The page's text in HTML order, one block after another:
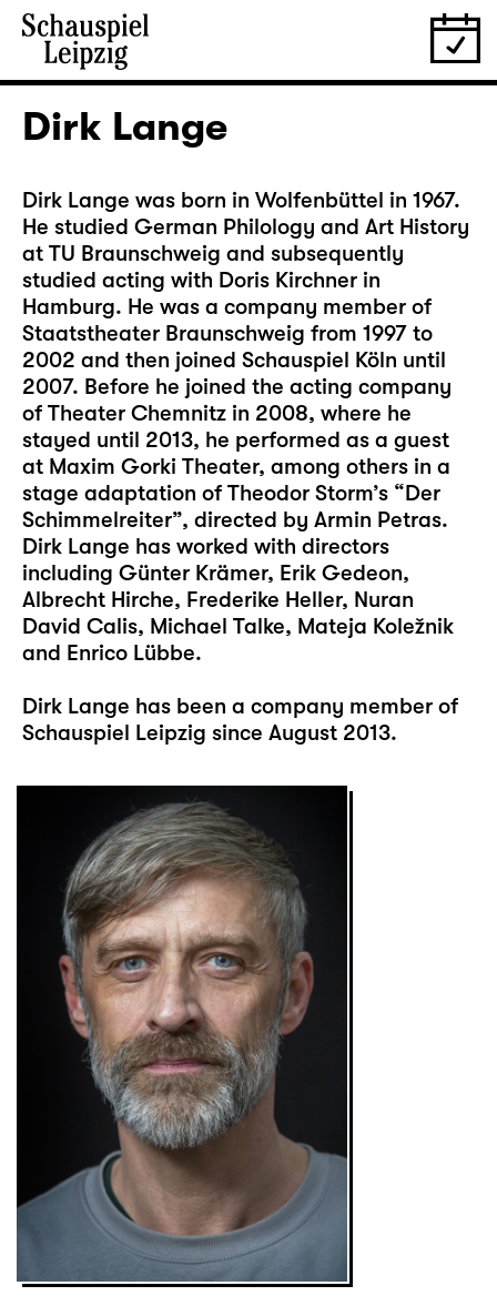
Dirk Lange
Dirk Lange was born in Wolfenbüttel in 1967.
He studied German Philology and Art History
at TU Braunschweig and subsequently
studied acting with Doris Kirchner in
Hamburg. He was a company member of
Staatstheater Braunschweig from 1997 to
2002 and then joined Schauspiel Köln until
2007. Before he joined the acting company
of Theater Chemnitz in 2008, where he
stayed until 2013, he performed as a guest
at Maxim Gorki Theater, among others in a
stage adaptation of Theodor Storm’s “Der
Schimmelreiter”, directed by Armin Petras.
Dirk Lange has worked with directors
including Günter Krämer, Erik Gedeon,
Albrecht Hirche, Frederike Heller, Nuran
David Calis, Michael Talke, Mateja Koležnik
and Enrico Lübbe.
Dirk Lange has been a company member of
Schauspiel Leipzig since August 2013.